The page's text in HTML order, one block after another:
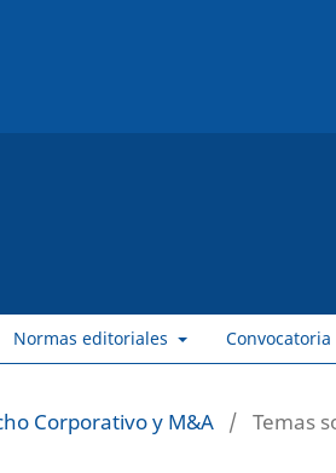
Normas editoriales Convocatoria
Corporativo y M&A / Temas